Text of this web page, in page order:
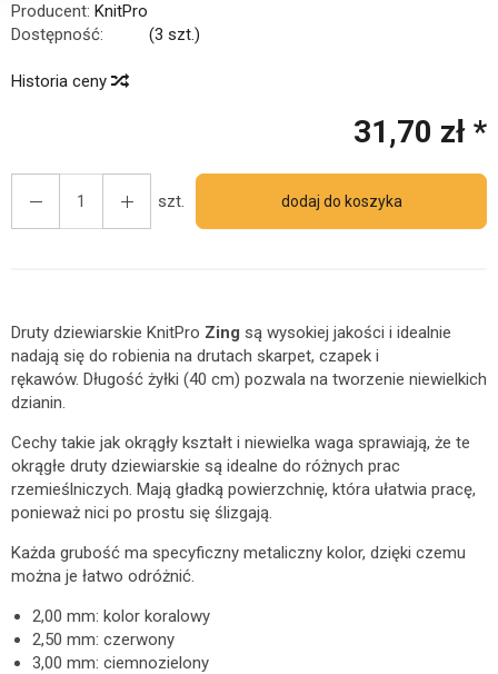
Producent: KnitPro
Dostępność:
(3 szt.)
Historia ceny
31,70 zł *
szt. dodaj do koszyka
Druty dziewiarskie KnitPro Zing są wysokiej jakości i idealnie
nadają się do robienia na drutach skarpet, czapek i
rękawów. Długość żyłki (40 cm) pozwala na tworzenie niewielkich
dzianin.
Cechy takie jak okrągły kształt i niewielka waga sprawiają, że te
okrągłe druty dziewiarskie są idealne do różnych prac
rzemieślniczych. Mają gładką powierzchnię, która ułatwia pracę,
ponieważ nici po prostu się ślizgają.
Każda grubość ma specyficzny metaliczny kolor, dzięki czemu
można je łatwo odróżnić.
2,00 mm: kolor koralowy
2,50 mm: czerwony
3,00 mm: ciemnozielony